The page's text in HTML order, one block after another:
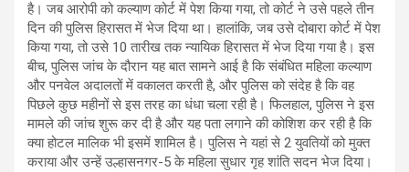
है। जब आरोपी को कल्याण कोर्ट में पेश किया गया, तो कोर्ट ने उसे पहले तीन
दिन की पुलिस हिरासत में भेज दिया था। हालांकि, जब उसे दोबारा कोर्ट में पेश
किया गया, तो उसे 10 तारीख तक न्यायिक हिरासत में भेज दिया गया है। इस
बीच, पुलिस जांच के दौरान यह बात सामने आई है कि संबंधित महिला कल्याण
और पनवेल अदालतों में वकालत करती है, और पुलिस को संदेह है कि वह
पिछले कुछ महीनों से इस तरह का धंधा चला रही है। फिलहाल, पुलिस ने इस
मामले की जांच शुरू कर दी है और यह पता लगाने की कोशिश कर रही है कि
क्या होटल मालिक भी इसमें शामिल है। पुलिस ने यहां से 2 युवतियों को मुक्त
कराया और उन्हें उल्हासनगर-5 के महिला सुधार गृह शांति सदन भेज दिया।